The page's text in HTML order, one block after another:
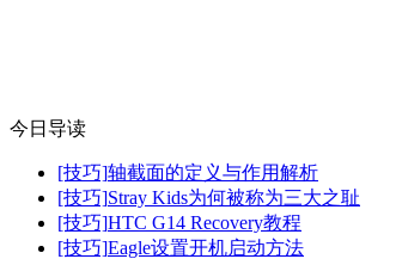
今日导读
[技巧]轴截面的定义与作用解析
[技巧]Stray Kids为何被称为三大之耻
[技巧]HTC G14 Recovery教程
[技巧]Eagle设置开机启动方法